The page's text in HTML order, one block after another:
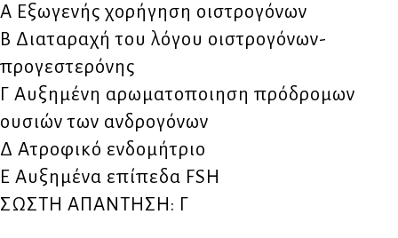
Α Εξωγενής χορήγηση οιστρογόνων
Β Διαταραχή του λόγου οιστρογόνων-
προγεστερόνης
Γ Αυξημένη αρωματοποιηση πρόδρομων
ουσιών των ανδρογόνων
Δ Ατροφικό ενδομήτριο
Ε Αυξημένα επίπεδα FSH
ΣΩΣΤΗ ΑΠΑΝΤΗΣΗ: Γ